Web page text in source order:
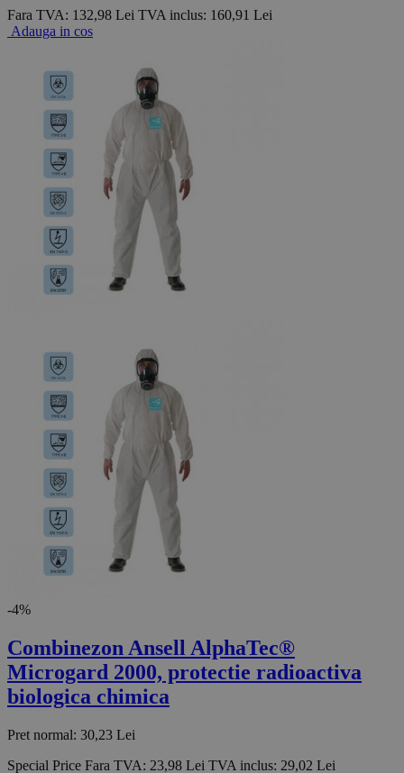
Fara TVA: 132,98 Lei TVA inclus: 160,91 Lei
Adauga in cos
-4%
Combinezon Ansell AlphaTec®
Microgard 2000, protectie radioactiva
biologica chimica
Pret normal: 30,23 Lei
Special Price Fara TVA: 23,98 Lei TVA inclus: 29,02 Lei